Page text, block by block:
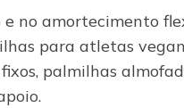
no amortecimento
para atletas
palmilhas